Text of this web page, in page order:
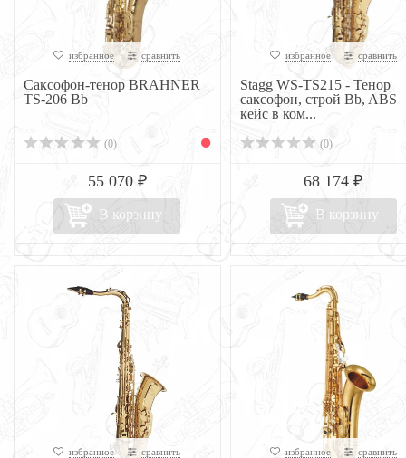
избранное сравнить
Саксофон-тенор BRAHNER
TS-206 Bb
(0)
55 070 ₽
В корзину
избранное сравнить
Stagg WS-TS215 - Тенор
саксофон, строй Bb, ABS
кейс в ком...
(0)
68 174 ₽
В корзину
избранное сравнить избранное сравнить